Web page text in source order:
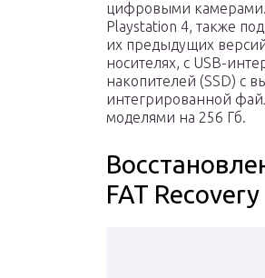
цифровыми камерами.
Playstation 4, также
их предыдущих
носителях, с USB-
накопителей (SSD) с
интегрированной
моделями на 256 Гб.
FAT Recovery